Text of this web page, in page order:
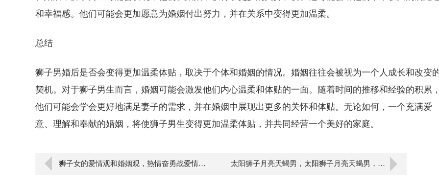
和幸福感。他们可能会更加愿意为婚姻付出努力，并在关系中变得更加温柔。
总结
狮子男婚后是否会变得更加温柔体贴，取决于个体和婚姻的情况。婚姻往往会被视为一个人成长和改变
契机。对于狮子男生而言，婚姻可能会激发他们内心温柔和体贴的一面。随着时间的推移和经验的积累
他们可能会学会更好地满足妻子的需求，并在婚姻中展现出更多的关怀和体贴。无论如何，一个充满爱
意、理解和奉献的婚姻，将使狮子男生变得更加温柔体贴，并共同经营一个美好的家庭。
狮子女的爱情观和婚姻观，热情奋勇战爱情，高标准下婚姻路向何方？ 太阳狮子月亮天蝎男，太阳狮子月亮天蝎男，热情如火，是否深情如海？